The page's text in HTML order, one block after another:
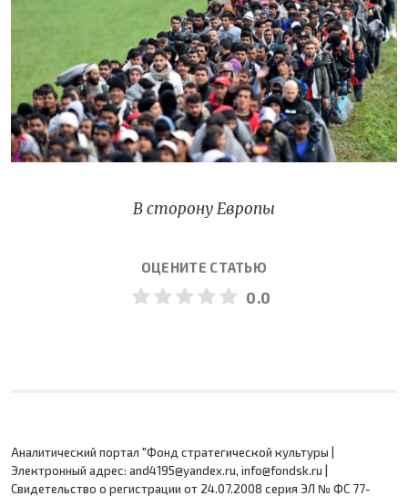
В сторону Европы
ОЦЕНИТЕ СТАТЬЮ
0.0
Аналитический портал "Фонд стратегической культуры |
Электронный адрес: and4195@yandex.ru, info@fondsk.ru |
Cвидетельство о регистрации от 24.07.2008 серия ЭЛ № ФС 77-